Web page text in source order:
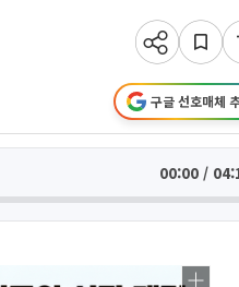
구글 선호매체
00:00 /